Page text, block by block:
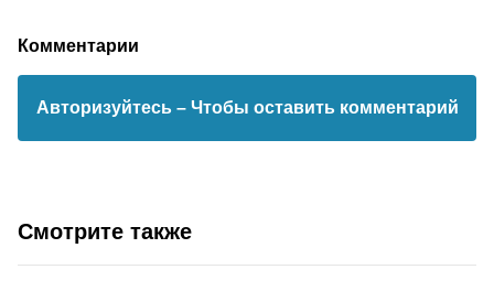
Комментарии
Авторизуйтесь – Чтобы оставить комментарий
Смотрите также